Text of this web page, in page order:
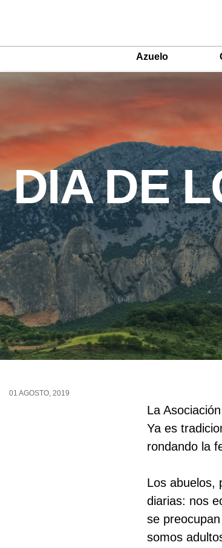
Menu
Azuelo
DIA DE
01 AGOSTO, 2019
La
Ya es
rondando la
Los abuelos,
diarias: nos
se
somos